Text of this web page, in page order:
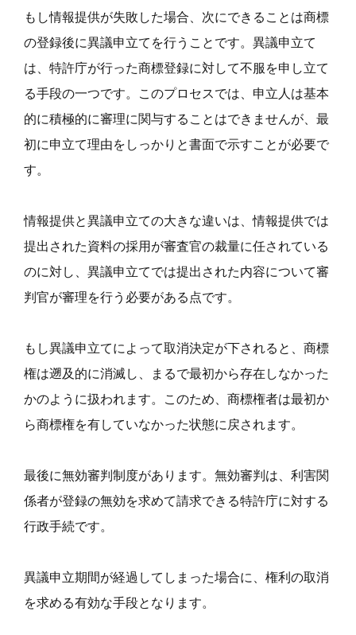
もし情報提供が失敗した場合、次にできることは商標
の登録後に異議申立てを行うことです。異議申立て
は、特許庁が行った商標登録に対して不服を申し立て
る手段の一つです。このプロセスでは、申立人は基本
的に積極的に審理に関与することはできませんが、最
初に申立て理由をしっかりと書面で示すことが必要で
す。
情報提供と異議申立ての大きな違いは、情報提供では
提出された資料の採用が審査官の裁量に任されている
のに対し、異議申立てでは提出された内容について審
判官が審理を行う必要がある点です。
もし異議申立てによって取消決定が下されると、商標
権は遡及的に消滅し、まるで最初から存在しなかった
かのように扱われます。このため、商標権者は最初か
ら商標権を有していなかった状態に戻されます。
最後に無効審判制度があります。無効審判は、利害関
係者が登録の無効を求めて請求できる特許庁に対する
行政手続です。
異議申立期間が経過してしまった場合に、権利の取消
を求める有効な手段となります。